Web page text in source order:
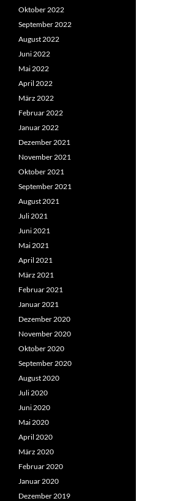
Oktober 2022
September 2022
August 2022
Juni 2022
Mai 2022
April 2022
März 2022
Februar 2022
Januar 2022
Dezember 2021
November 2021
Oktober 2021
September 2021
August 2021
Juli 2021
Juni 2021
Mai 2021
April 2021
März 2021
Februar 2021
Januar 2021
Dezember 2020
November 2020
Oktober 2020
September 2020
August 2020
Juli 2020
Juni 2020
Mai 2020
April 2020
März 2020
Februar 2020
Januar 2020
Dezember 2019